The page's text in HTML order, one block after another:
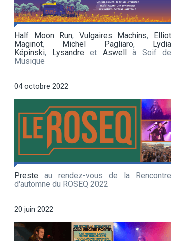
Half Moon Run, Vulgaires Machins, Elliot
Maginot, Michel Pagliaro, Lydia
Képinski, Lysandre et Aswellà Soif de
Musique
04 octobre 2022
Preste au rendez-vous de la Rencontre
d'automne du ROSEQ 2022
20 juin 2022